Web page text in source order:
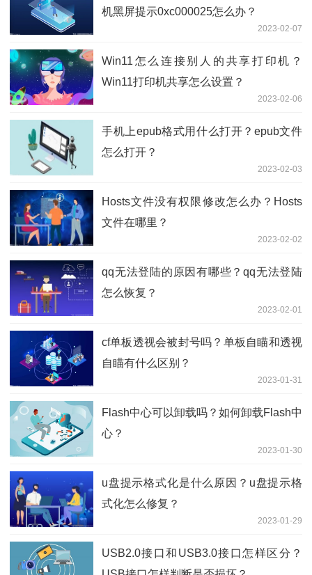
机黑屏提示0xc000025怎么办？
2023-02-07
Win11怎么连接别人的共享打印机？
Win11打印机共享怎么设置？
2023-02-06
手机上epub格式用什么打开？epub文件
怎么打开？
2023-02-03
Hosts文件没有权限修改怎么办？Hosts
文件在哪里？
2023-02-02
qq无法登陆的原因有哪些？qq无法登陆
怎么恢复？
2023-02-01
cf单板透视会被封号吗？单板自瞄和透视
自瞄有什么区别？
2023-01-31
Flash中心可以卸载吗？如何卸载Flash中
心？
2023-01-30
u盘提示格式化是什么原因？u盘提示格
式化怎么修复？
2023-01-29
USB2.0接口和USB3.0接口怎样区分？